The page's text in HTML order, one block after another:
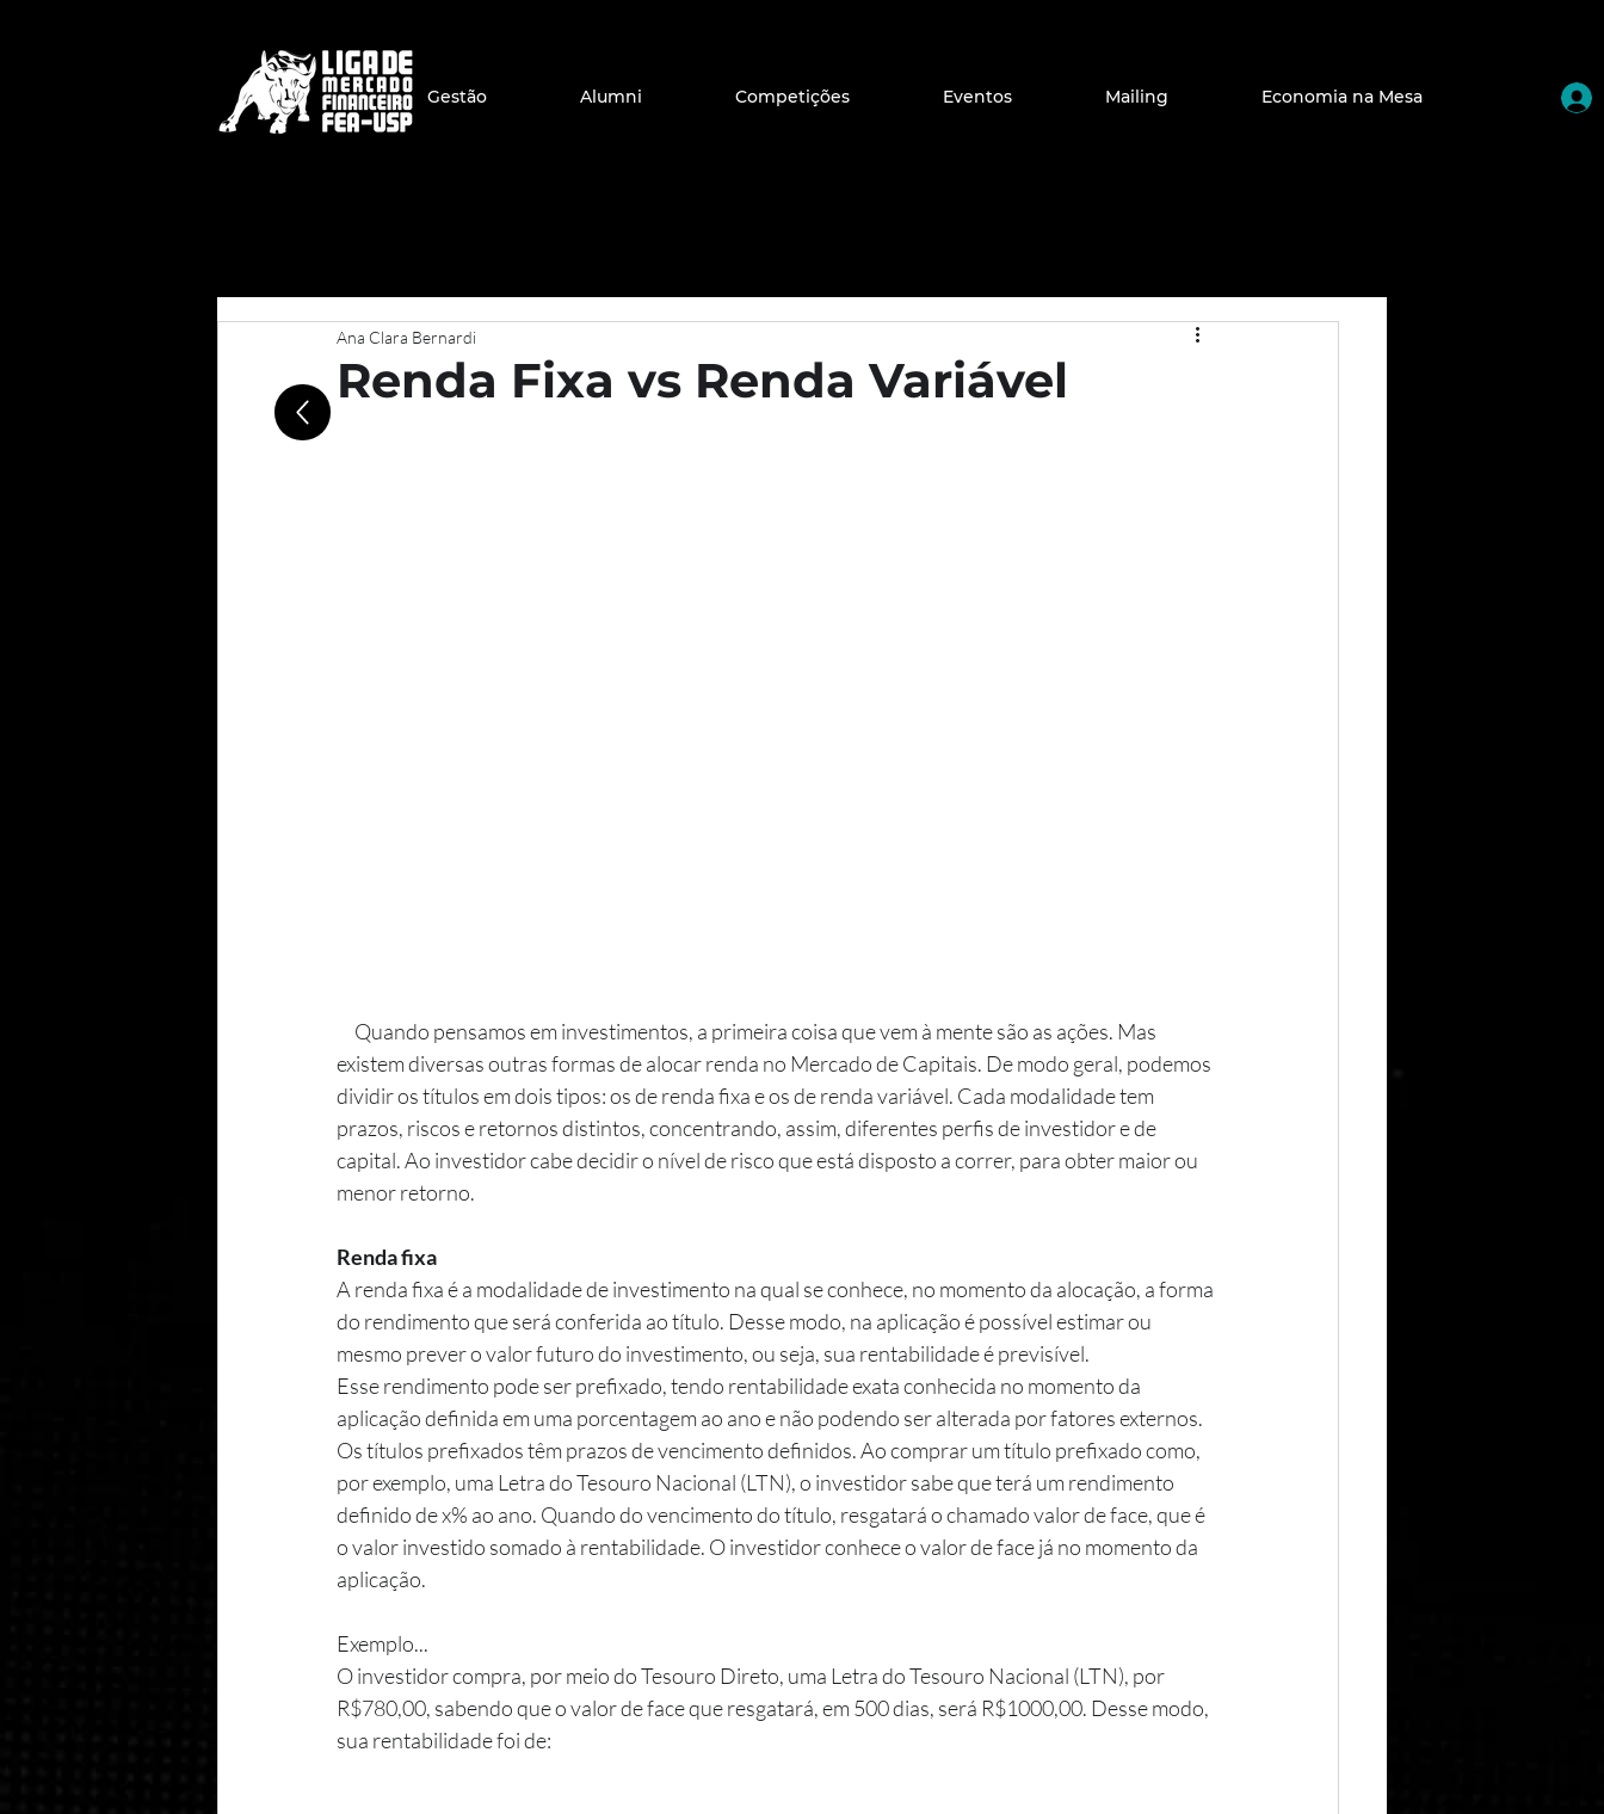
Gestão Alumni Competições Eventos Mailing Economia na Mesa
Renda Fixa vs Renda Variável
Ana Clara Bernardi
existem diversas outras formas de alocar renda no Mercado de Capitais. De modo geral, podemos
dividir os títulos em dois tipos: os de renda fixa e os de renda variável. Cada modalidade tem
prazos, riscos e retornos distintos, concentrando, assim, diferentes perfis de investidor e de
capital. Ao investidor cabe decidir o nível de risco que está disposto a correr, para obter maior ou
menor retorno.
Renda fixa
A renda fixa é a modalidade de investimento na qual se conhece, no momento da alocação, a forma
do rendimento que será conferida ao título. Desse modo, na aplicação é possível estimar ou
mesmo prever o valor futuro do investimento, ou seja, sua rentabilidade é previsível.
Esse rendimento pode ser prefixado, tendo rentabilidade exata conhecida no momento da
aplicação definida em uma porcentagem ao ano e não podendo ser alterada por fatores externos.
Os títulos prefixados têm prazos de vencimento definidos. Ao comprar um título prefixado como,
por exemplo, uma Letra do Tesouro Nacional (LTN), o investidor sabe que terá um rendimento
definido de x% ao ano. Quando do vencimento do título, resgatará o chamado valor de face, que é
o valor investido somado à rentabilidade. O investidor conhece o valor de face já no momento da
aplicação.
Exemplo...
O investidor compra, por meio do Tesouro Direto, uma Letra do Tesouro Nacional (LTN), por
R$780,00, sabendo que o valor de face que resgatará, em 500 dias, será R$1000,00. Desse modo,
sua rentabilidade foi de: